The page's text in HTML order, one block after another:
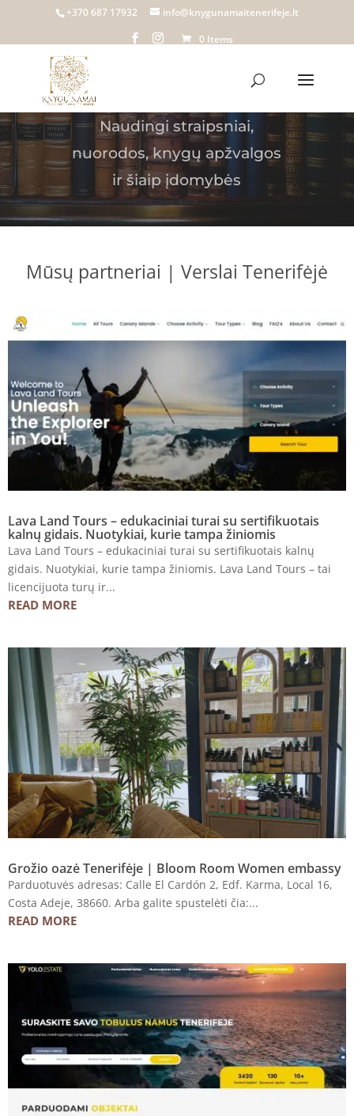
+370 687 17932
info@knygunamaitenerifeje.lt
0 Items
Blog'as
Naudingi straipsniai,
nuorodos, knygų apžvalgos
ir šiaip įdomybės
Mūsų partneriai | Verslai Tenerifėjė
Lava Land Tours – edukaciniai turai su sertifikuotais
kalnų gidais. Nuotykiai, kurie tampa žiniomis
Lava Land Tours – edukaciniai turai su sertifikuotais kalnų
gidais. Nuotykiai, kurie tampa žiniomis. Lava Land Tours – tai
licencijuota turų ir...
READ MORE
Grožio oazė Tenerifėje | Bloom Room Women embassy
Parduotuvės adresas: Calle El Cardón 2, Edf. Karma, Local 16,
Costa Adeje, 38660. Arba galite spustelėti čia:...
READ MORE